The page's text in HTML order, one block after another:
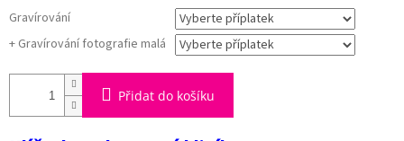
Gravírování
+ Gravírování fotografie malá
Přidat do košíku